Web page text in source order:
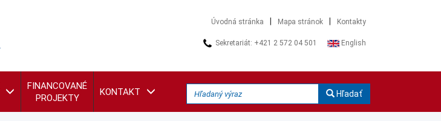
Úvodná stránka Mapa stránok Kontakty
Sekretariát: +421 2 572 04 501 English
FINANCOVANÉ
PROJEKTY
KONTAKT Hľadať